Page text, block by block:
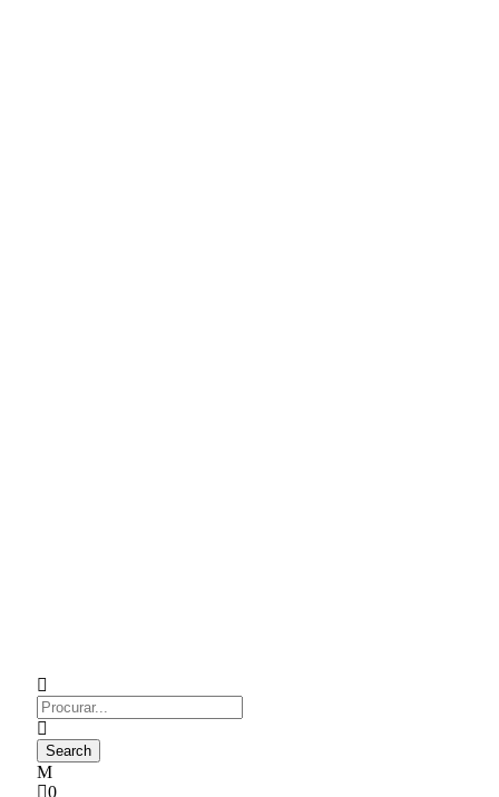
0